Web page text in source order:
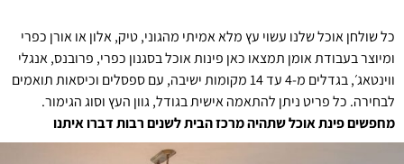
כל שולחן אוכל שלנו עשוי עץ מלא אמיתי מהגוני, טיק, אלון או אורן כפרי
ומיוצר בעבודת אומן תמצאו כאן פינות אוכל בסגנון כפרי, פרובנס, אנגלי
ווינטאג׳, בגדלים מ-4 עד 14 מקומות ישיבה, עם ספסלים וכיסאות תואמים
לבחירה. כל פריט ניתן להתאמה אישית בגודל, גוון העץ וסוג הגימור.
מחפשים פינת אוכל שתהיה מרכז הבית לשנים רבות דברו איתנו